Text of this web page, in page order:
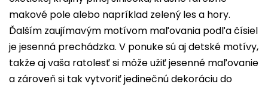
makové pole alebo napríklad zelený les a hory.
Ďalším zaujímavým motívom maľovania podľa čísiel
je jesenná prechádzka. V ponuke sú aj detské motívy,
takže aj vaša ratolesť si môže užiť jesenné maľovanie
a zároveň si tak vytvoriť jedinečnú dekoráciu do